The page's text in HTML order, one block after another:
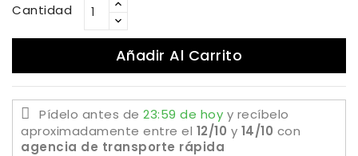
Cantidad
Añadir Al Carrito
Pídelo antes de 23:59 de hoy y recíbelo
aproximadamente entre el 12/10 y 14/10 con
agencia de transporte rápida